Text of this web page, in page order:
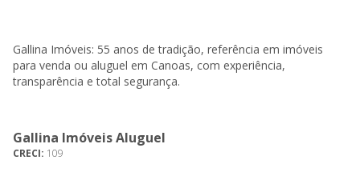
Gallina Imóveis: 55 anos de tradição, referência em imóveis
para venda ou aluguel em Canoas, com experiência,
transparência e total segurança.
Gallina Imóveis Aluguel
CRECI: 109